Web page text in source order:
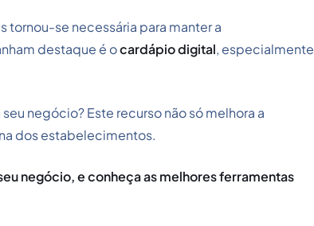
tornou-se necessária para manter a
destaque é ocardápio digital, especialmente
negócio? Este recurso não só melhora a
dos estabelecimentos.
negócio, e conheça as melhores ferramentas